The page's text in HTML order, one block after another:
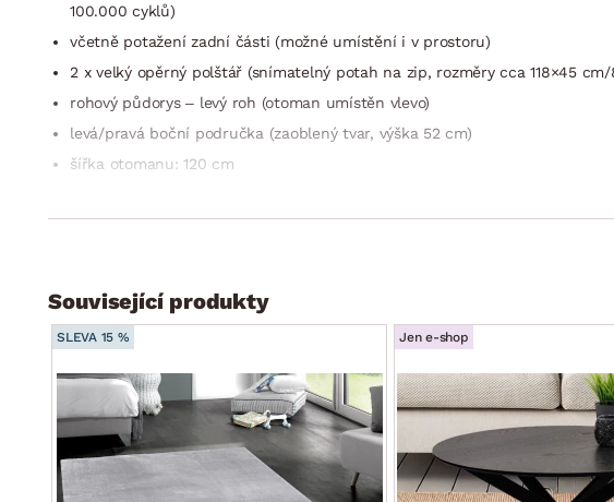
100.000 cyklů)
včetně potažení zadní části (možné umístění i v prostoru)
2 x velký opěrný polštář (snímatelný potah na zip, rozměry cca 118×45
rohový půdorys – levý roh (otoman umístěn vlevo)
levá/pravá boční područka (zaoblený tvar, výška 52 cm)
šířka otomanu: 120 cm
opěrák: velké opěrné polštáře, středně měkké
celková výška bez polštářů: 68 cm/s polštáři: cca 85 cm
nohy: kluzáky, plast, černé
funkce rozkladu na příležitostné lůžko: plocha 134×210 cm (sklápěcí typ
úložný prostor (pod sedákem)
elegantní moderní styl
dodáváno v částečném demontu
Související produkty
SLEVA 15 % Jen e-shop